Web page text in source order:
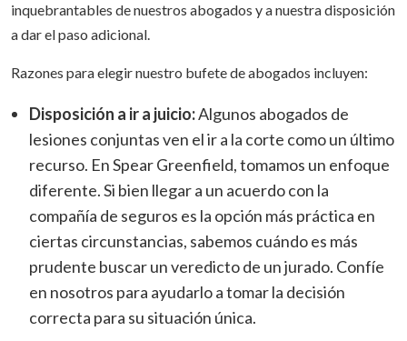
inquebrantables de nuestros abogados y a nuestra disposición
a dar el paso adicional.
Razones para elegir nuestro bufete de abogados incluyen:
Disposición a ir a juicio:Algunos abogados de
lesiones conjuntas ven el ir a la corte como un último
recurso. En Spear Greenfield, tomamos un enfoque
diferente. Si bien llegar a un acuerdo con la
compañía de seguros es la opción más práctica en
ciertas circunstancias, sabemos cuándo es más
prudente buscar un veredicto de un jurado. Confíe
en nosotros para ayudarlo a tomar la decisión
correcta para su situación única.